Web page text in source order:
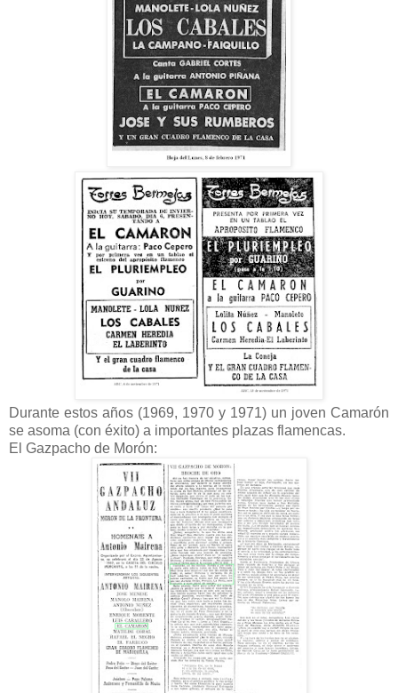
Durante estos años (1969, 1970 y 1971) un joven Camarón
se asoma (con éxito) a importantes plazas flamencas.
El Gazpacho de Morón: